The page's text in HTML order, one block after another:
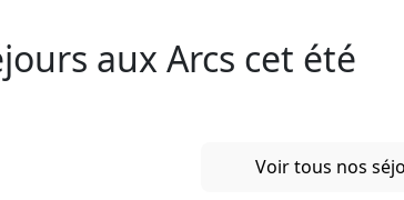
aux Arcs cet été
Voir tous nos